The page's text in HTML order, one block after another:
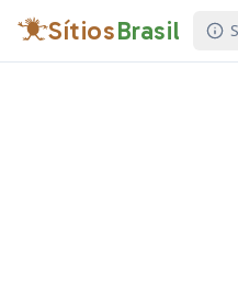
SítiosBrasil